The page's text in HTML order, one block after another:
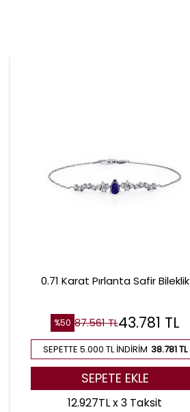
0.71 Karat Pırlanta Safir Bileklik
%50 87.561TL43.781 TL
SEPETTE 5.000 TL İNDIRIM 38.781 TL
SEPETE EKLE
12.927TL x 3 Taksit